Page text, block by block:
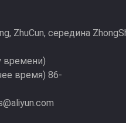
ZhuCun, середина
времени)
время) 86-